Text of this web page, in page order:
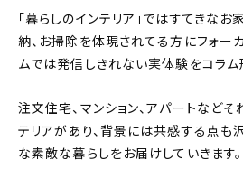
新着記事
おすすめの記事
「暮らしのインテリア」ではすてきなお
納、お掃除を体現されてる方にフォー
ムでは発信しきれない実体験をコラム
注文住宅、マンション、アパートなど
テリアがあり、背景には共感する点も
な素敵な暮らしをお届けしていきます。